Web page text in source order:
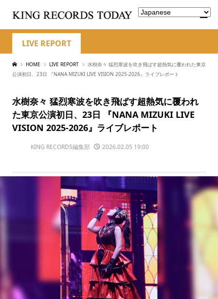
LIVE REPORT
HOME LIVE REPORT
水樹奈々 猛烈寒波を吹き飛ばす超熱気に覆われた東京
公演初日、23日 『NANA MIZUKI LIVE VISION 2025-2026』ライブレポート
水樹奈々 猛烈寒波を吹き飛ばす超熱気に覆われ
た東京公演初日、23日 『NANA MIZUKI LIVE
VISION 2025-2026』ライブレポート
KING RECORDS編集部 2026.02.05 19:00